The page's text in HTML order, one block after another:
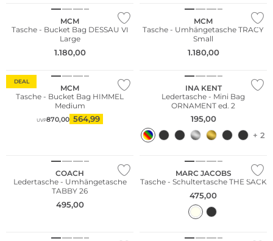
MCM
Tasche - Bucket Bag DESSAU VI
Large
1.180,00
MCM
Tasche - Umhängetasche TRACY
Small
1.180,00
DEAL
MCM
Tasche - Bucket Bag HIMMEL
Medium
UVP870,00 564,99
INA KENT
Ledertasche - Mini Bag
ORNAMENT ed. 2
195,00
+ 2
COACH
Ledertasche - Umhängetasche
TABBY 26
495,00
MARC JACOBS
Tasche - Schultertasche THE SACK
475,00